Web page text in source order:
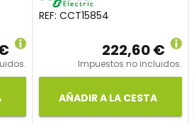
REF: CCT15854
222,60 €
Impuestos no incluidos.
AÑADIR A LA CESTA